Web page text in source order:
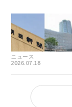
ニュース
2026.07.18